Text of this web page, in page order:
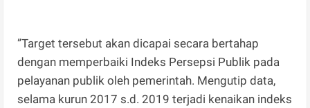
”Target tersebut akan dicapai secara bertahap
dengan memperbaiki Indeks Persepsi Publik pada
pelayanan publik oleh pemerintah. Mengutip data,
selama kurun 2017 s.d. 2019 terjadi kenaikan indeks